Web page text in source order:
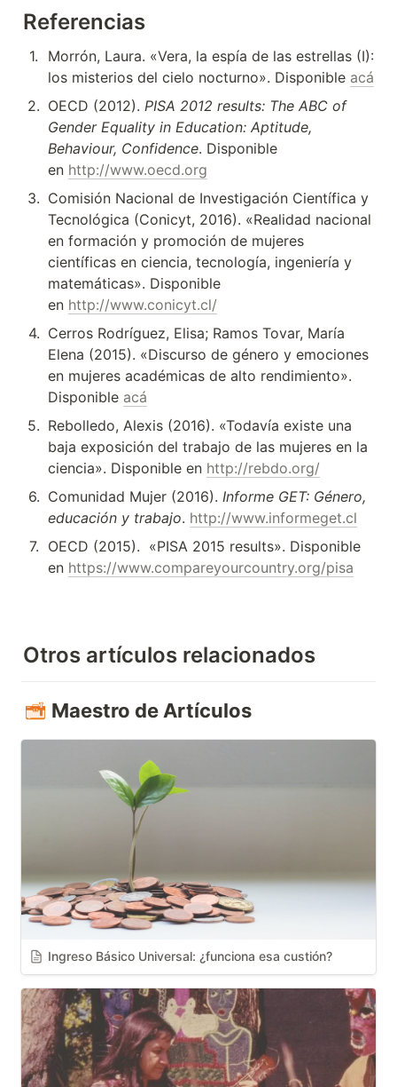
Referencias
1.
Morrón, Laura. «Vera, la espía de las estrellas (I):
los misterios del cielo nocturno». Disponible acá
2. OECD (2012). PISA 2012 results: The ABC of
Gender Equality in Education: Aptitude,
Behaviour, Confidence. Disponible
en http://www.oecd.org
3. Comisión Nacional de Investigación Científica y
Tecnológica (Conicyt, 2016). «Realidad nacional
en formación y promoción de mujeres
científicas en ciencia, tecnología, ingeniería y
matemáticas». Disponible
en http://www.conicyt.cl/
4. Cerros Rodríguez, Elisa; Ramos Tovar, María
Elena (2015). «Discurso de género y emociones
en mujeres académicas de alto rendimiento».
Disponible acá
5. Rebolledo, Alexis (2016). «Todavía existe una
baja exposición del trabajo de las mujeres en la
ciencia». Disponible en http://rebdo.org/
6. Comunidad Mujer (2016). Informe GET: Género,
educación y trabajo. http://www.informeget.cl
7. OECD (2015).  «PISA 2015 results». Disponible
en https://www.compareyourcountry.org/pisa
Otros artículos relacionados
Maestro de Artículos
Ingreso Básico Universal: ¿funciona esa custión?